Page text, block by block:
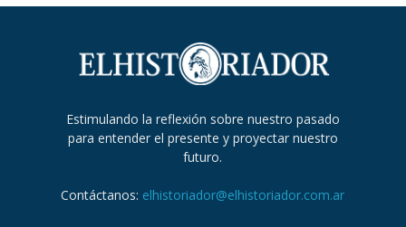
Estimulando la reflexión sobre nuestro pasado
para entender el presente y proyectar nuestro
futuro.
Contáctanos: elhistoriador@elhistoriador.com.ar